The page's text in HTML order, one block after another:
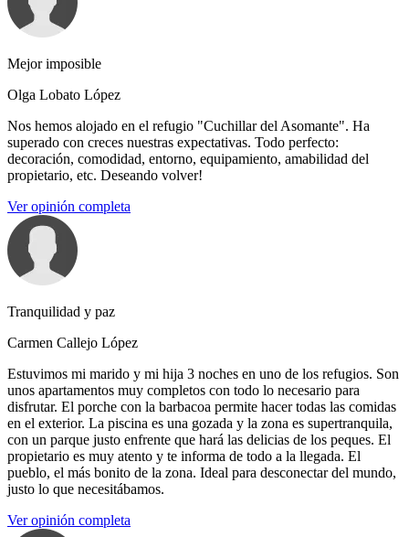
Mejor imposible
Olga Lobato López
Nos hemos alojado en el refugio "Cuchillar del Asomante". Ha
superado con creces nuestras expectativas. Todo perfecto:
decoración, comodidad, entorno, equipamiento, amabilidad del
propietario, etc. Deseando volver!
Ver opinión completa
Tranquilidad y paz
Carmen Callejo López
Estuvimos mi marido y mi hija 3 noches en uno de los refugios. Son
unos apartamentos muy completos con todo lo necesario para
disfrutar. El porche con la barbacoa permite hacer todas las comidas
en el exterior. La piscina es una gozada y la zona es supertranquila,
con un parque justo enfrente que hará las delicias de los peques. El
propietario es muy atento y te informa de todo a la llegada. El
pueblo, el más bonito de la zona. Ideal para desconectar del mundo,
justo lo que necesitábamos.
Ver opinión completa